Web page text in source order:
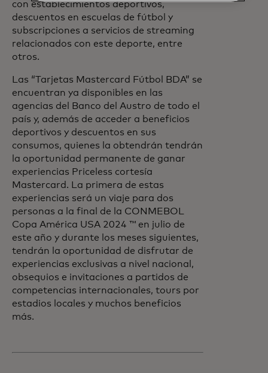
con establecimientos deportivos,
descuentos en escuelas de fútbol y
subscripciones a servicios de streaming
relacionados con este deporte, entre
otros.
Las “Tarjetas Mastercard Fútbol BDA” se
encuentran ya disponibles en las
agencias del Banco del Austro de todo el
país y, además de acceder a beneficios
deportivos y descuentos en sus
consumos, quienes la obtendrán tendrán
la oportunidad permanente de ganar
experiencias Priceless cortesía
Mastercard. La primera de estas
experiencias será un viaje para dos
personas a la final de la CONMEBOL
Copa América USA 2024 ™ en julio de
este año y durante los meses siguientes,
tendrán la oportunidad de disfrutar de
experiencias exclusivas a nivel nacional,
obsequios e invitaciones a partidos de
competencias internacionales, tours por
estadios locales y muchos beneficios
más.